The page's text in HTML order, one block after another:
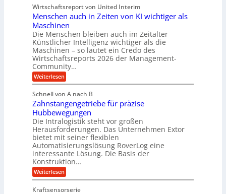
t
m
e
h
r
T
e
p
o
u
n
d
w
e
n
i
H
y
d
r
a
u
l
i
m
V
e
r
g
l
e
i
l
l
c
h
u
t
z
s
c
h
l
ä
c
h
e
i
n
2
2
V
a
r
i
n
g
u
l
a
T
e
c
h
n
o
l
o
g
i
e
s
b
e
z
i
e
h
t
n
e
Wirtschaftsreport von United Interim
Menschen auch in Zeiten von KI wichtiger als
Maschinen
Die Menschen bleiben auch im Zeitalter
Künstlicher Intelligenz wichtiger als die
Maschinen – so lautet ein Credo des
Wirtschaftsreports 2026 der Management-
Community…
Weiterlesen:
M
n
s
c
h
e
n
a
u
c
h
i
n
Z
e
Schnell von A nach B
Zahnstangengetriebe für präzise
Hubbewegungen
Die Intralogistik steht vor großen
Herausforderungen. Das Unternehmen Extor
bietet mit seiner flexiblen
Automatisierungslösung RoverLog eine
interessante Lösung. Die Basis der
Konstruktion…
Weiterlesen:
Z
h
Kraftsensorserie